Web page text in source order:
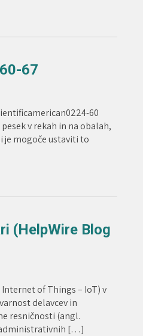
67
60
v rekah in na obalah,
je mogoče ustaviti to
(HelpWire Blog
of Things – IoT) v
delavcev in
resničnosti (angl.
administrativnih […]